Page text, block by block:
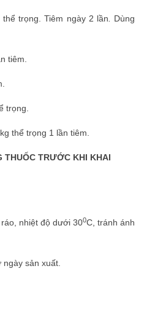
trọng. Tiêm ngày 2 lần
Dùng
tiêm.
trọng.
thể trọng 1 lần tiêm.
THUỐC TRƯỚC KHI KHAI
nhiệt độ dưới 300C, tránh ánh
sản xuất.